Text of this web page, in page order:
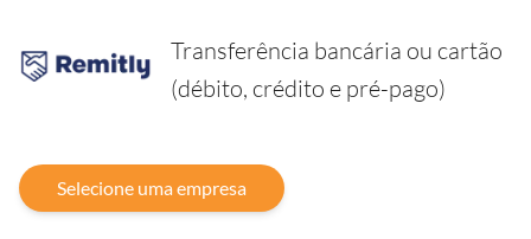
Transferência bancária ou cartão
(débito, crédito e pré-pago)
Selecione uma empresa